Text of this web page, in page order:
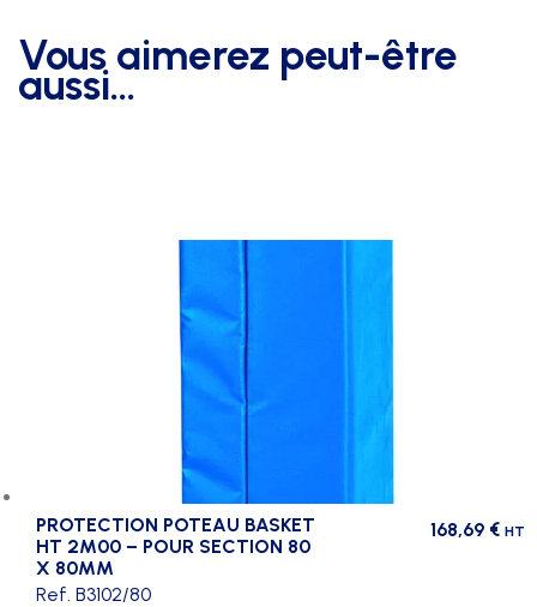
Vous aimerez peut-être
aussi…
PROTECTION POTEAU BASKET
HT 2M00 – POUR SECTION 80
X 80MM
168,69 € HT
Ref. B3102/80